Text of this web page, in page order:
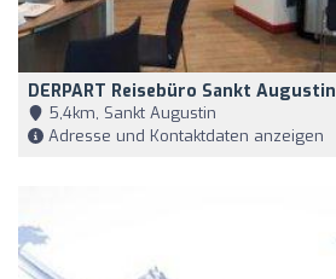
DERPART Reisebüro Sankt Augustin
5,4km, Sankt Augustin
Adresse und Kontaktdaten anzeigen